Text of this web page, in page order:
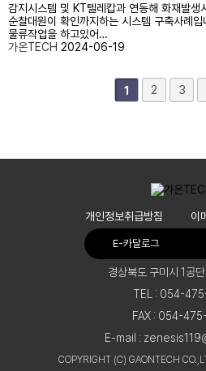
감지시스템 및 KT텔레캅과 연동해 화재발생
순찰대원이 확인까지하는 시스템 구축사례
물류작업을 하고있어…
가온TECH 2024-06-19
1 2 3
개인정보취급방침 이
E-카달로그
경상북도 구미시 1공
TEL : 054-
FAX : 054-
E-mail :
COPYRIGHT (C) GAONTECH